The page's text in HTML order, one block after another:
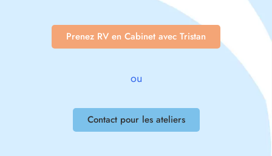
Prenez RV en Cabinet avec Tristan
ou
Contact pour les ateliers